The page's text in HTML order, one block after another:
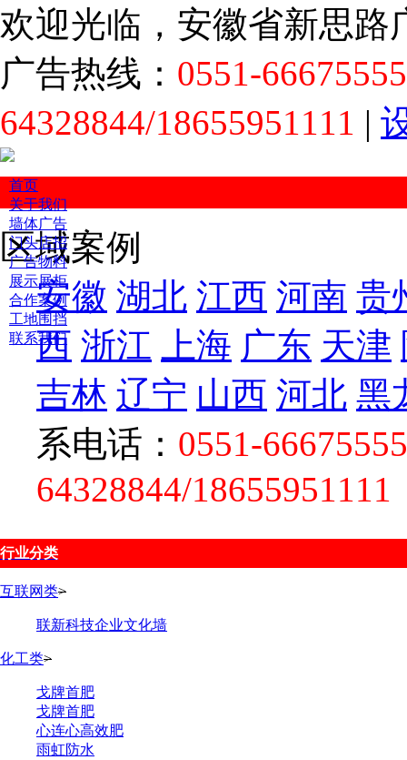
欢迎光临，安徽省新思路
广告热线： 0551-
64328844/18655951111 |
首页
关于我们
墙体广告
门头店招
广告物料
展示展柜
合作案例
工地围挡
联系我们
区域案例
安徽 湖北 江西 河南 贵
西 浙江 上海 广东 天津
吉林 辽宁 山西 河北 黑
系电话： 0551-
64328844/18655951111
行业分类
互联网类>
联新科技企业文化墙
化工类>
戈牌首肥
戈牌首肥
心连心高效肥
雨虹防水